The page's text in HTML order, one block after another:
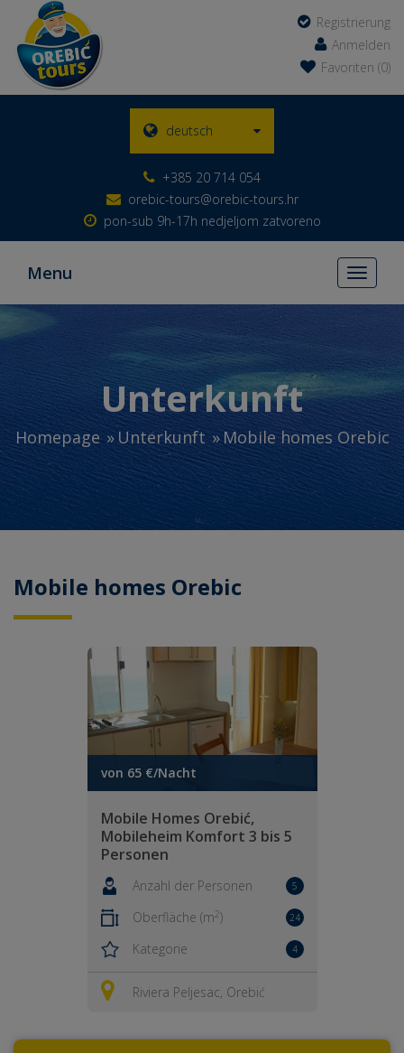
Registrierung
Anmelden
Favoriten (0)
deutsch
+385 20 714 054
orebic-tours@orebic-tours.hr
pon-sub 9h-17h nedjeljom zatvoreno
Toggle
Menu
Unterkunft
Homepage Unterkunft Mobile homes Orebic
Mobile homes Orebic
von 65 €/Nacht
Mobile Homes Orebić,
Mobileheim Komfort 3 bis 5
Personen
Anzahl der Personen 5
Oberfläche (m2) 24
Kategorie 4
Riviera Peljesac, Orebić